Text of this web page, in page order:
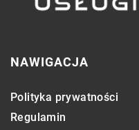
NAWIGACJA
Polityka prywatności
Regulamin